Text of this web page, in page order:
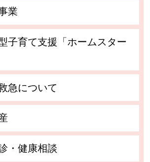
業
子育て支援「ホームスター
急について
・健康相談